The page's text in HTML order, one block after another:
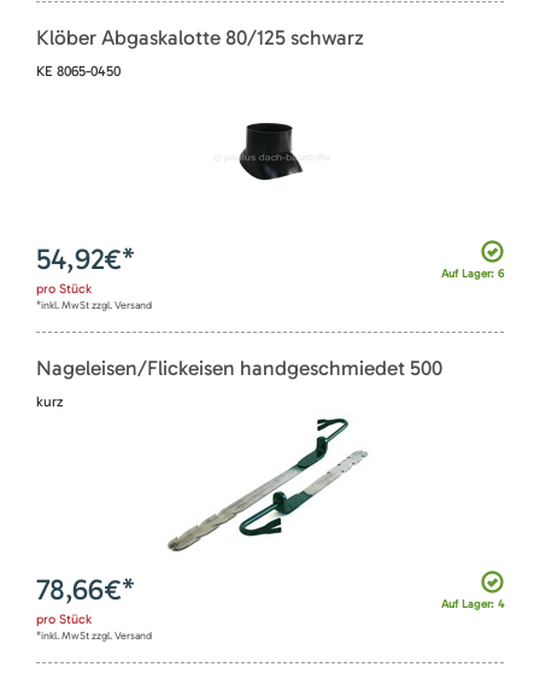
Klöber Abgaskalotte 80/125 schwarz
KE 8065-0450
Auf Lager: 6
54,92€*
pro Stück
*inkl. MwSt zzgl. Versand
Nageleisen/Flickeisen handgeschmiedet 500
kurz
Auf Lager: 4
78,66€*
pro Stück
*inkl. MwSt zzgl. Versand